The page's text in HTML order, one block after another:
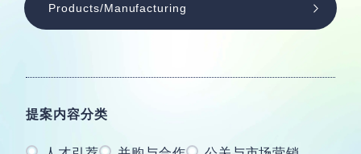
Products/Manufacturing
提案内容分类